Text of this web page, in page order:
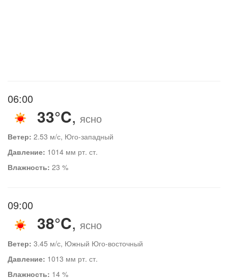
06:00
33°C, ясно
Ветер: 2.53 м/с, Юго-западный
Давление: 1014 мм рт. ст.
Влажность: 23 %
09:00
38°C, ясно
Ветер: 3.45 м/с, Южный Юго-восточный
Давление: 1013 мм рт. ст.
Влажность: 14 %